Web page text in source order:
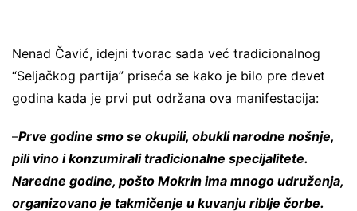
Nenad Čavić, idejni tvorac sada već tradicionalnog
“Seljačkog partija” priseća se kako je bilo pre devet
godina kada je prvi put održana ova manifestacija:
–Prve godine smo se okupili, obukli narodne nošnje,
pili vino i konzumirali tradicionalne specijalitete.
Naredne godine, pošto Mokrin ima mnogo udruženja,
organizovano je takmičenje u kuvanju riblje čorbe.